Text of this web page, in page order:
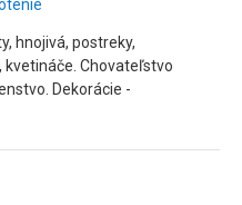
hnojivá, postreky,
kvetináče. Chovateľstvo
Dekorácie -